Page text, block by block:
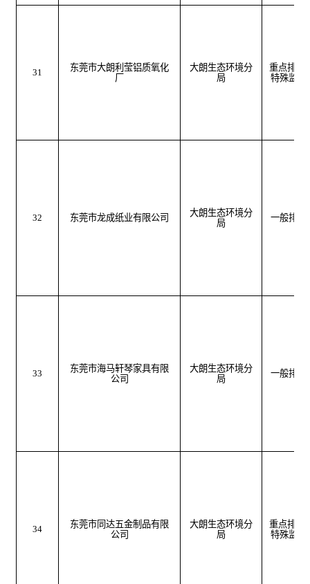
31
东莞市大朗利莹铝质氧化
厂
大朗生态环境分
局
重点排污
特殊监管
32 东莞市龙成纸业有限公司
大朗生态环境分
局
一般排污
33
东莞市海马轩琴家具有限
公司
大朗生态环境分
局
一般排污
34
东莞市同达五金制品有限
公司
大朗生态环境分
局
重点排污
特殊监管